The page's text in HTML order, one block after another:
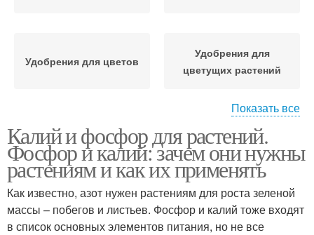
Удобрения для цветов
Удобрения для
цветущих растений
Фосфорное удобрение
Водорастворимые
удобрения
Калийное удобрение
Удобрение в домашних
условиях
Показать все
Калий и фосфор для растений.
Фосфор и калий: зачем они нужны
растениям и как их применять
Как известно, азот нужен растениям для роста зеленой
массы – побегов и листьев. Фосфор и калий тоже входят
в список основных элементов питания, но не все